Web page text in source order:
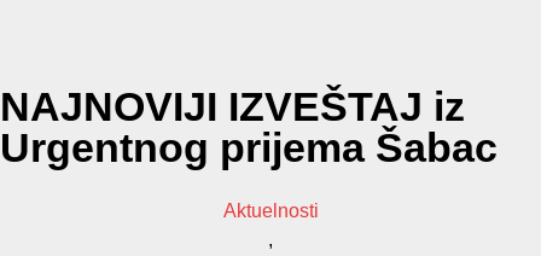
NAJNOVIJI IZVEŠTAJ iz
Urgentnog prijema Šabac
Aktuelnosti
,